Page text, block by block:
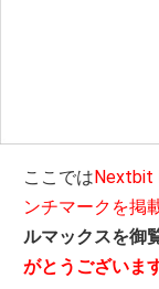
ここではNextbit
ンチマークを掲
ルマックスを御
がとうございま